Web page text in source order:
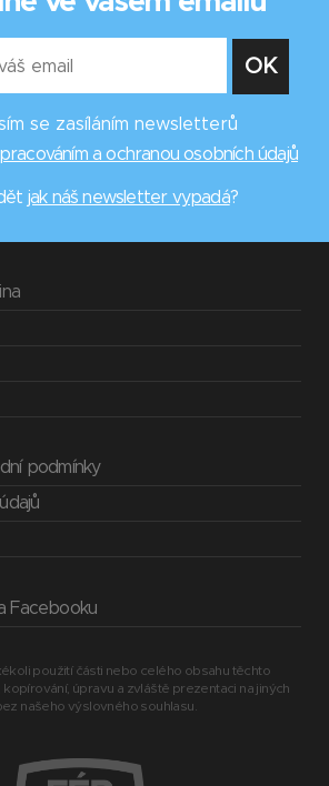
se zasíláním newsletterů
a ochranou osobních údajů
jak náš newsletter vypadá?
podmínky
Facebooku
použití části nebo celého obsahu těchto
úpravu a zvláště prezentaci na jiných
našeho výslovného souhlasu.